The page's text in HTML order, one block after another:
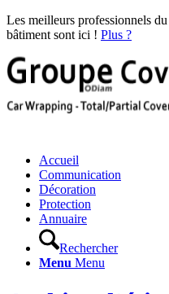
Les meilleurs professionnels
bâtiment sont ici ! Plus ?
Accueil
Communication
Décoration
Protection
Annuaire
Rechercher
Menu Menu